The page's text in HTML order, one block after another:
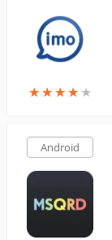
★★★★ ★
★★★★ ★
Android